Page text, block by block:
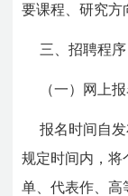
要课程、研究方
三、招聘程序
（一）网上
报名时间自
规定时间内，将
单、代表作、高